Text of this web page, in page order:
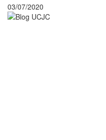
03/07/2020